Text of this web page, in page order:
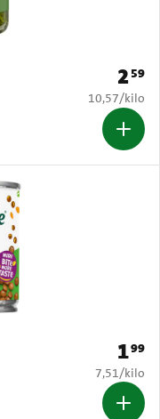
Prijs:
259
€ 10,57 per
10,57/kilo
Prijs:
199
€ 7,51 per
7,51/kilo